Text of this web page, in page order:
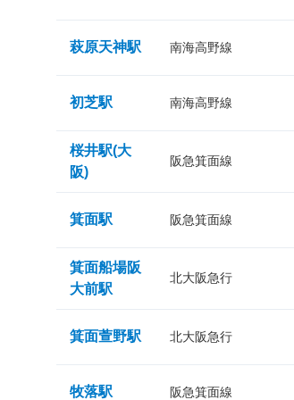
萩原天神駅 南海高野線
初芝駅 南海高野線
桜井駅(大
阪)
阪急箕面線
箕面駅 阪急箕面線
箕面船場阪
大前駅
北大阪急行
箕面萱野駅 北大阪急行
牧落駅 阪急箕面線